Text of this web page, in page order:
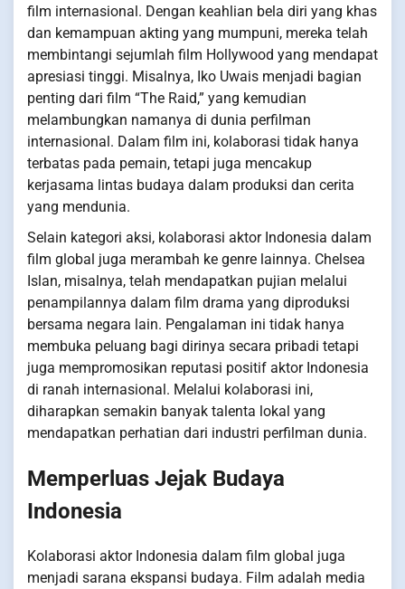
film internasional. Dengan keahlian bela diri yang khas
dan kemampuan akting yang mumpuni, mereka telah
membintangi sejumlah film Hollywood yang mendapat
apresiasi tinggi. Misalnya, Iko Uwais menjadi bagian
penting dari film “The Raid,” yang kemudian
melambungkan namanya di dunia perfilman
internasional. Dalam film ini, kolaborasi tidak hanya
terbatas pada pemain, tetapi juga mencakup
kerjasama lintas budaya dalam produksi dan cerita
yang mendunia.
Selain kategori aksi, kolaborasi aktor Indonesia dalam
film global juga merambah ke genre lainnya. Chelsea
Islan, misalnya, telah mendapatkan pujian melalui
penampilannya dalam film drama yang diproduksi
bersama negara lain. Pengalaman ini tidak hanya
membuka peluang bagi dirinya secara pribadi tetapi
juga mempromosikan reputasi positif aktor Indonesia
di ranah internasional. Melalui kolaborasi ini,
diharapkan semakin banyak talenta lokal yang
mendapatkan perhatian dari industri perfilman dunia.
Memperluas Jejak Budaya
Indonesia
Kolaborasi aktor Indonesia dalam film global juga
menjadi sarana ekspansi budaya. Film adalah media